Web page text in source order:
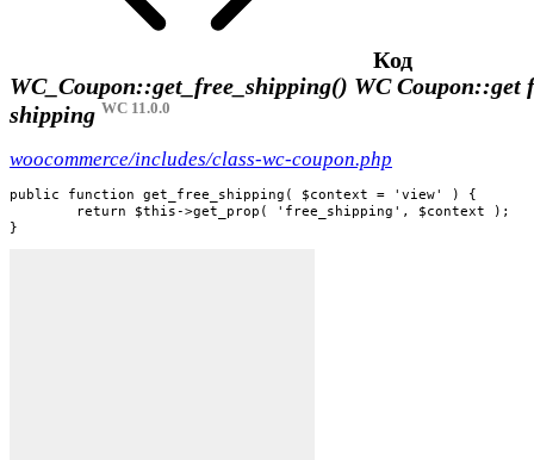
Код
WC_Coupon::get_free_shipping() WC Coupon::get
shipping WC 11.0.0
woocommerce/includes/class-wc-coupon.php
public function get_free_shipping( $context = 'view' ) {
}